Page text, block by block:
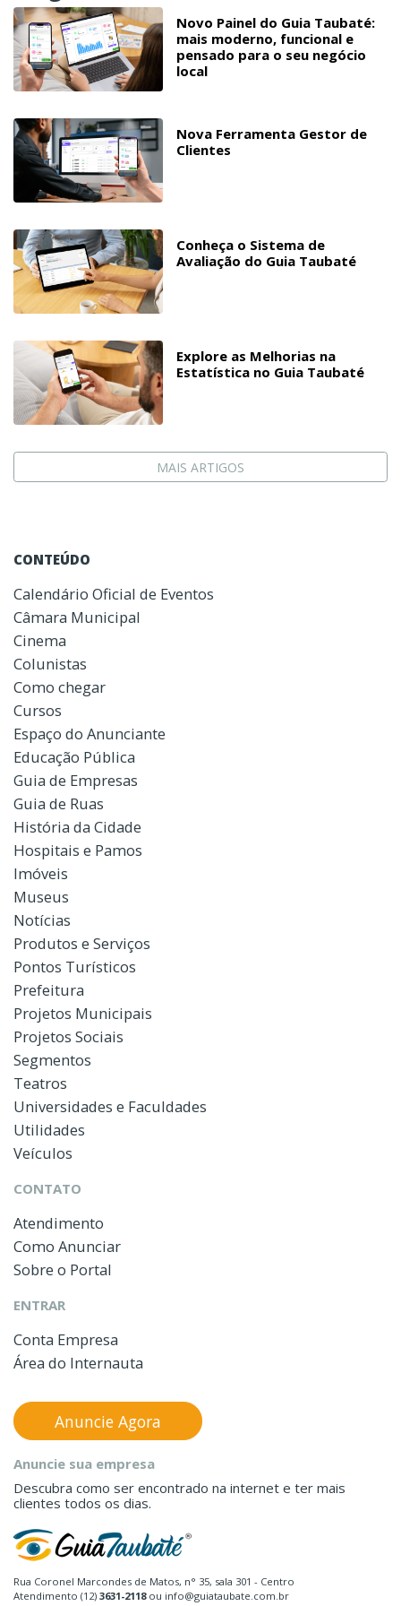
Novo Painel do Guia Taubaté:
mais moderno, funcional e
pensado para o seu negócio
local
Nova Ferramenta Gestor de
Clientes
Conheça o Sistema de
Avaliação do Guia Taubaté
Explore as Melhorias na
Estatística no Guia Taubaté
MAIS ARTIGOS
CONTEÚDO
Calendário Oficial de Eventos
Câmara Municipal
Cinema
Colunistas
Como chegar
Cursos
Espaço do Anunciante
Educação Pública
Guia de Empresas
Guia de Ruas
História da Cidade
Hospitais e Pamos
Imóveis
Museus
Notícias
Produtos e Serviços
Pontos Turísticos
Prefeitura
Projetos Municipais
Projetos Sociais
Segmentos
Teatros
Universidades e Faculdades
Utilidades
Veículos
CONTATO
Atendimento
Como Anunciar
Sobre o Portal
ENTRAR
Conta Empresa
Área do Internauta
Rua Coronel Marcondes de Matos, n° 35, sala 301 - Centro
Atendimento (12) 3631-2118ou info@guiataubate.com.br
Anuncie sua empresa
Descubra como ser encontrado na internet e ter mais
clientes todos os dias.
Anuncie Agora